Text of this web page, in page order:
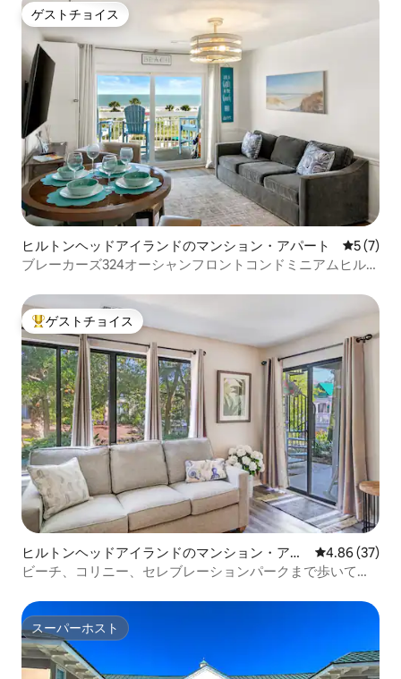
ゲストチョイス
ゲストチョイス
ヒルトンヘッドアイランドのマンション・アパート レビュー
5 (7)
ブレーカーズ324オーシャンフロントコンドミニアムヒルト
大好評のゲストチョイスです。
ゲストチョイス
ヒルトンヘッドアイランドのマンション・アパ
ート
レビュー37
4.86 (37)
ビーチ、コリニー、セレブレーションパークまで歩いて行
スーパーホスト
スーパーホスト